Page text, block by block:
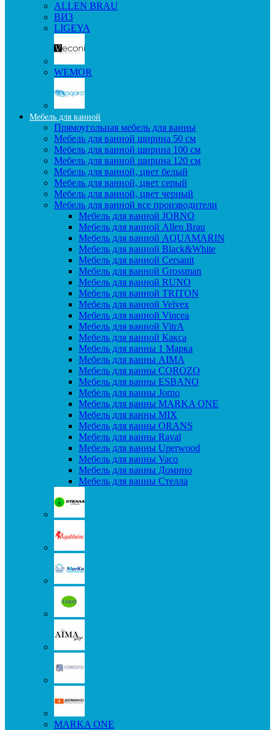
ALLEN BRAU
ВИЗ
LIGEYA
WEMOR
Мебель для ванной
Прямоугольная мебель для ванны
Мебель для ванной ширина 50 см
Мебель для ванной ширина 100 см
Мебель для ванной ширина 120 см
Мебель для ванной, цвет белый
Мебель для ванной, цвет серый
Мебель для ванной, цвет черный
Мебель для ванной все производители
Мебель для ванной JORNO
Мебель для ванной Allen Brau
Мебель для ванной AQUAMARIN
Мебель для ванной Black&White
Мебель для ванной Cersanit
Мебель для ванной Grossman
Мебель для ванной RUNO
Мебель для ванной TRITON
Мебель для ванной Velvex
Мебель для ванной Vincea
Мебель для ванной VitrA
Мебель для ванной Какса
Мебель для ванны 1 Марка
Мебель для ванны AIMA
Мебель для ванны COROZO
Мебель для ванны ESBANO
Мебель для ванны Jorno
Мебель для ванны MARKA ONE
Мебель для ванны MIX
Мебель для ванны ORANS
Мебель для ванны Raval
Мебель для ванны Uperwood
Мебель для ванны Vaco
Мебель для ванны Домино
Мебель для ванны Стелла
MARKA ONE